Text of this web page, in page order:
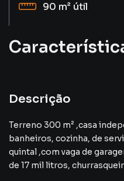
90 m² útil
Descrição
Terreno 300 m² ,casa independente : tres
banheiros, cozinha, de serviço, área gourmet, amplo
quintal ,com vaga de garagem para cinco
de 17 mil litros,